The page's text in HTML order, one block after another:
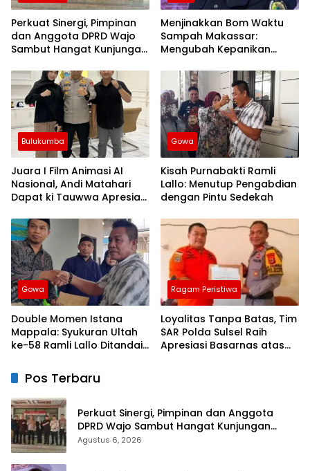
Perkuat Sinergi, Pimpinan
dan Anggota DPRD Wajo
Sambut Hangat Kunjungan
yang Baru
Menjinakkan Bom Waktu
Sampah Makassar:
Mengubah Kepanikan
Berbasis RT
Bulukumba
Juara I Film Animasi AI
Nasional, Andi Matahari
Dapat ki Tauwwa Apresiasi
Gowa
Kisah Purnabakti Ramli
Lallo: Menutup Pengabdian
dengan Pintu Sedekah
Gowa
Double Momen Istana
Mappala: Syukuran Ultah
ke-58 Ramli Lallo Ditandai
Ibadah
Ragam Peristiwa
Loyalitas Tanpa Batas, Tim
SAR Polda Sulsel Raih
Apresiasi Basarnas atas
Pos Terbaru
Perkuat Sinergi, Pimpinan dan Anggota
DPRD Wajo Sambut Hangat Kunjungan
Silaturahmi Kapolres Wajo yang Baru
Agustus 6, 2026